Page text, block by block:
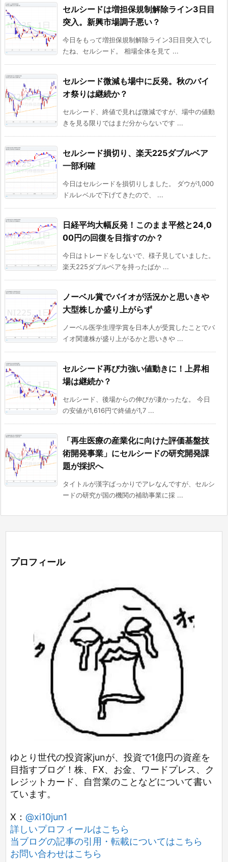
セルシードは増担保規制解除ライン3日目
突入。新興市場調子悪い？
今日をもって増担保規制解除ライン3日目突入でし
たね、セルシード。 相場全体を見て ...
セルシード微減も場中に反発。秋のバイ
オ祭りは継続か？
セルシード、終値で見れば微減ですが、場中の値動
きを見る限りではまだ分からないです ...
セルシード損切り、楽天225ダブルベア
一部利確
今日はセルシードを損切りしました。 ダウが1,000
ドルレベルで下げてきたので、 ...
日経平均大幅反発！このまま平然と24,0
00円の回復を目指すのか？
今日はトレードをしないで、様子見していました。
楽天225ダブルベアを持ったばか ...
ノーベル賞でバイオが活況かと思いきや
大型株しか盛り上がらず
ノーベル医学生理学賞を日本人が受賞したことでバ
イオ関連株が盛り上がるかと思いきや ...
セルシード再び力強い値動きに！上昇相
場は継続か？
セルシード、後場からの伸びが凄かったな。 今日
の安値が1,616円で終値が1,7 ...
「再生医療の産業化に向けた評価基盤技
術開発事業」にセルシードの研究開発課
題が採択へ
タイトルが漢字ばっかりでアレなんですが、セルシ
ードの研究が国の機関の補助事業に採 ...
プロフィール
ゆとり世代の投資家junが、投資で1億円の資産を
目指すブログ！株、FX、お金、ワードプレス、ク
レジットカード、自営業のことなどについて書い
ています。
X： @xi10jun1
詳しいプロフィールはこちら
当ブログの記事の引用・転載についてはこちら
お問い合わせはこちら